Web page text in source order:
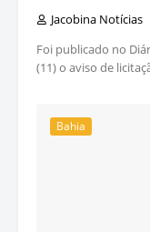
Jacobina Notícias
Foi publicado no
(11) o aviso de
Bahia